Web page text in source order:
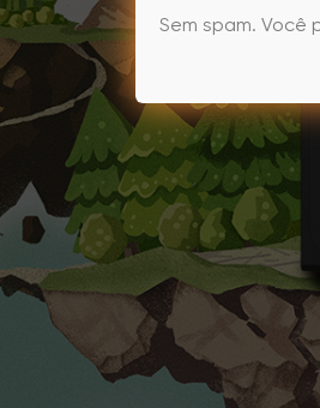
Sem spam. Você